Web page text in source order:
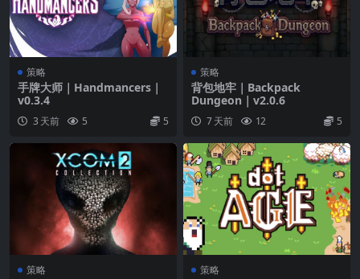
策略
手牌大师｜Handmancers｜
v0.3.4
3 天前 5 5
策略
背包地牢｜Backpack
Dungeon｜v2.0.6
7 天前 12 5
策略 策略